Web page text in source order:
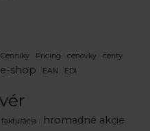
Cenníky Pricing cenovky centy
e-shop EAN
EDI
fakturácia
hromadné akcie